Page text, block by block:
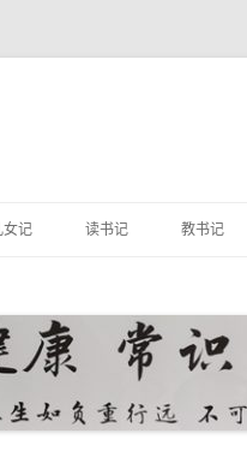
女记 读书记 教书记